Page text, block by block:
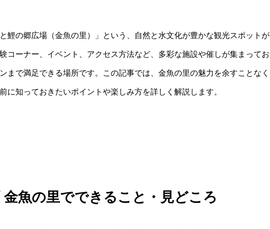
鯉の郷広場（金魚の里）」という、自然と水文化が豊かな観光スポットが
コーナー、イベント、アクセス方法など、多彩な施設や催しが集まってお
まで満足できる場所です。この記事では、金魚の里の魅力を余すことなく
に知っておきたいポイントや楽しみ方を詳しく解説します。
金魚の里でできること・見どころ